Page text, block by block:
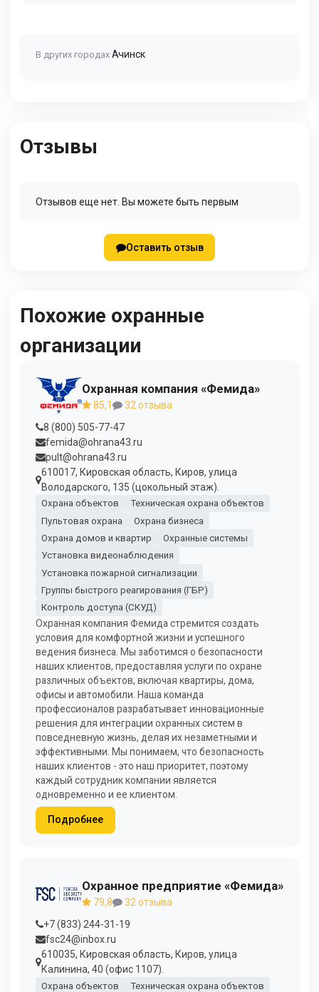
В других городах Ачинск
Отзывы
Отзывов еще нет. Вы можете быть первым
Оставить отзыв
Похожие охранные
организации
Охранная компания «Фемида»
85,1
32 отзыва
8 (800) 505-77-47
femida@ohrana43.ru
pult@ohrana43.ru
610017, Кировская область, Киров, улица
Володарского, 135 (цокольный этаж).
Охрана объектов
Техническая охрана объектов
Пультовая охрана
Охрана бизнеса
Охрана домов и квартир
Охранные системы
Установка видеонаблюдения
Установка пожарной сигнализации
Группы быстрого реагирования (ГБР)
Контроль доступа (СКУД)
Охранная компания Фемида стремится создать
условия для комфортной жизни и успешного
ведения бизнеса. Мы заботимся о безопасности
наших клиентов, предоставляя услуги по охране
различных объектов, включая квартиры, дома,
офисы и автомобили. Наша команда
профессионалов разрабатывает инновационные
решения для интеграции охранных систем в
повседневную жизнь, делая их незаметными и
эффективными. Мы понимаем, что безопасность
наших клиентов - это наш приоритет, поэтому
каждый сотрудник компании является
одновременно и ее клиентом.
Подробнее
Охранное предприятие «Фемида»
79,8
32 отзыва
+7 (833) 244-31-19
fsc24@inbox.ru
610035, Кировская область, Киров, улица
Калинина, 40 (офис 1107).
Охрана объектов
Техническая охрана объектов